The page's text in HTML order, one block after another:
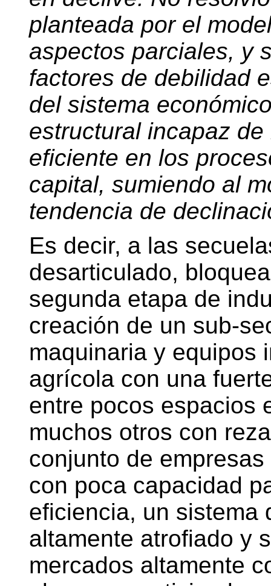
planteada por el
aspectos parciales, y
factores de debilidad
del sistema
estructural incapaz
eficiente en los
capital, sumiendo al
tendencia de
Es decir, a las
desarticulado,
segunda etapa de
creación de un sub-
maquinaria y equipos
agrícola con una
entre pocos espacios
muchos otros con
conjunto de
con poca capacidad
eficiencia, un sistema
altamente atrofiado y
mercados altamente